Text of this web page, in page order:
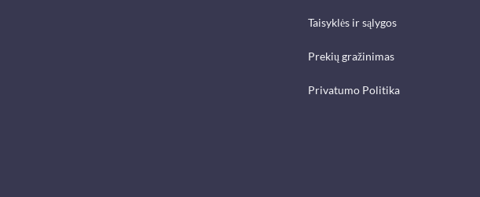
Taisyklės ir sąlygos
Prekių gražinimas
Privatumo Politika